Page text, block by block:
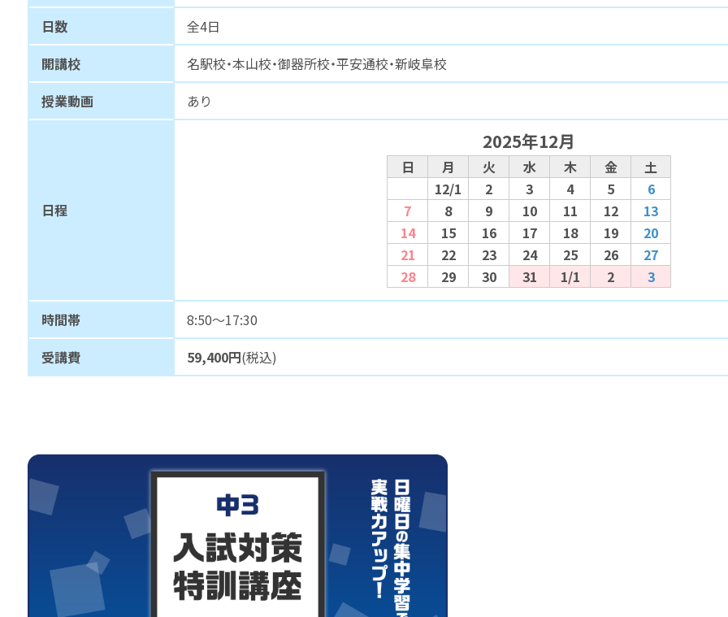
日数
全4日
開講校
名駅校・本山校・御器所校・平安通校・新岐阜校
授業動画
あり
日程
2025年12月
日 月 火 水 木 金
土
12/1
2 3 4 5
6
7
8 9 10 11 12
13
14
15 16 17 18 19
20
21
22 23 24 25 26
27
28
29 30 31 1/1 2 3
時間帯
8:50～17:30
受講費
59,400円(税込)